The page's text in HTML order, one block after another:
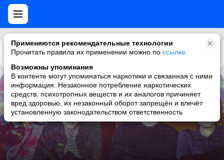
Применяются рекомендательные технологии
Прочитать правила их применении можно по ссылке
Возможны упоминания
В контенте могут упоминаться наркотики и связанная с ними
информация. Незаконное потребление наркотических
средств, психотропных веществ и их аналогов причиняет
вред здоровью, их незаконный оборот запрещён и влечёт
установленную законодательством ответственность
Каталог Рекомендации
Pure Blue
Splashh